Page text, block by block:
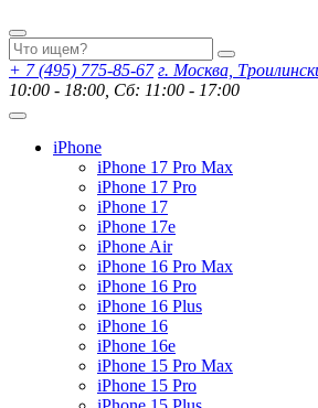
+ 7 (495) 775-85-67 г. Москва,
10:00 - 18:00, Сб: 11:00 - 17:00
iPhone
iPhone 17 Pro Max
iPhone 17 Pro
iPhone 17
iPhone 17e
iPhone Air
iPhone 16 Pro Max
iPhone 16 Pro
iPhone 16 Plus
iPhone 16
iPhone 16e
iPhone 15 Pro Max
iPhone 15 Pro